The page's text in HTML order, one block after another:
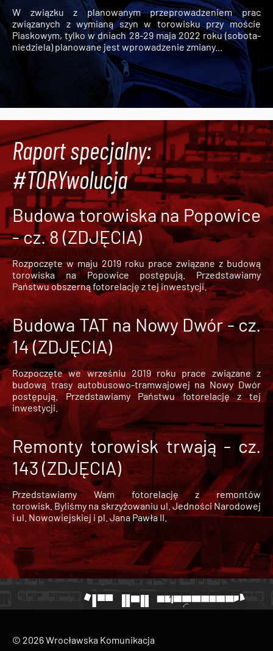
W związku z planowanym przeprowadzeniem prac
związanych z wymianą szyn w torowisku przy moście
Piaskowym, tylko w dniach 28-29 maja 2022 roku (sobota-
niedziela) planowane jest wprowadzenie zmiany...
Raport specjalny:
#TORYwolucja
Budowa torowiska na Popowice
- cz. 8 (ZDJĘCIA)
Rozpoczęte w maju 2019 roku prace związane z budową
torowiska na Popowice
postępują. Przedstawiamy
Państwu obszerną fotorelację z tej inwestycji.
Budowa TAT na Nowy Dwór - cz.
14 (ZDJĘCIA)
Rozpoczęte we wrześniu 2019 roku prace związane z
budową trasy autobusowo-tramwajowej na Nowy Dwór
postępują. Przedstawiamy Państwu fotorelację z tej
inwestycji.
Remonty torowisk trwają - cz.
143 (ZDJĘCIA)
Przedstawiamy Wam fotorelację z remontów
torowisk. Byliśmy na skrzyżowaniu ul. Jedności Narodowej
i ul. Nowowiejskiej i pl. Jana Pawła II.
© 2026 Wrocławska Komunikacja